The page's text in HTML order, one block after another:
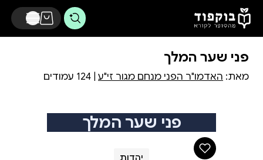
דלג לתוכן הראשי
פני שער המלך
מאת: האדמו"ר הפני מנחם מגור זי"ע
פני שער המלך
יהדות